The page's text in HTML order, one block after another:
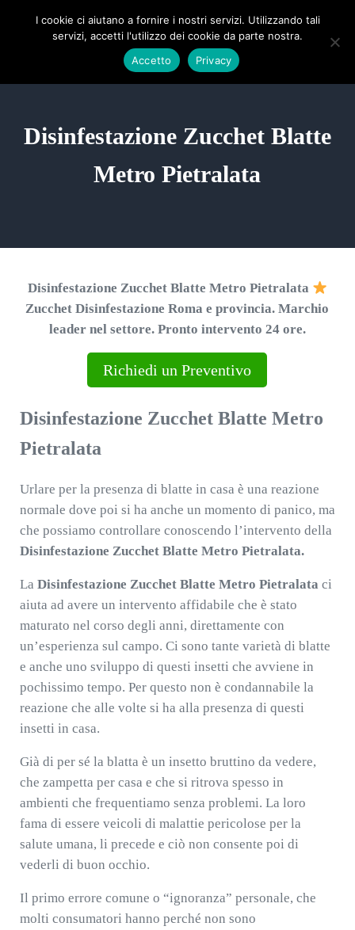
ZUCCHET ROMA
Richiedi un Preventivo! Menu Search...
Disinfestazione Zucchet Blatte
Metro Pietralata
Disinfestazione Zucchet Blatte Metro Pietralata
Zucchet Disinfestazione Roma e provincia. Marchio
leader nel settore. Pronto intervento 24 ore.
Richiedi un Preventivo
Disinfestazione Zucchet Blatte Metro
Pietralata
Urlare per la presenza di blatte in casa è una reazione
normale dove poi si ha anche un momento di panico, ma
che possiamo controllare conoscendo l’intervento della
Disinfestazione Zucchet Blatte Metro Pietralata.
La Disinfestazione Zucchet Blatte Metro Pietralata ci
aiuta ad avere un intervento affidabile che è stato
maturato nel corso degli anni, direttamente con
un’esperienza sul campo. Ci sono tante varietà di blatte
e anche uno sviluppo di questi insetti che avviene in
pochissimo tempo. Per questo non è condannabile la
reazione che alle volte si ha alla presenza di questi
insetti in casa.
Già di per sé la blatta è un insetto bruttino da vedere,
che zampetta per casa e che si ritrova spesso in
ambienti che frequentiamo senza problemi. La loro
fama di essere veicoli di malattie pericolose per la
salute umana, li precede e ciò non consente poi di
vederli di buon occhio.
Il primo errore comune o “ignoranza” personale, che
molti consumatori hanno perché non sono
I cookie ci aiutano a fornire i nostri servizi. Utilizzando tali
servizi, accetti l'utilizzo dei cookie da parte nostra.
Accetto
Privacy